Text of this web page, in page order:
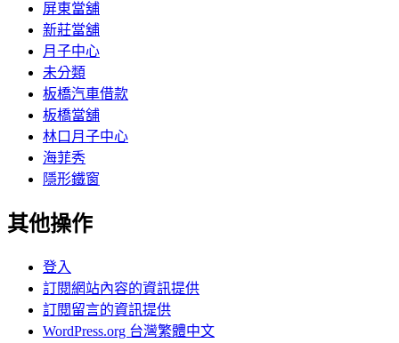
屏東當舖
新莊當舖
月子中心
未分類
板橋汽車借款
板橋當舖
林口月子中心
海菲秀
隱形鐵窗
其他操作
登入
訂閱網站內容的資訊提供
訂閱留言的資訊提供
WordPress.org 台灣繁體中文